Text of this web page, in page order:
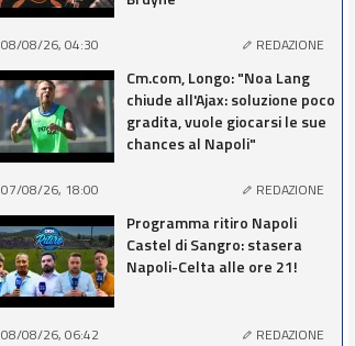
08/08/26, 04:30 REDAZIONE
Cm.com, Longo: "Noa Lang
chiude all'Ajax: soluzione poco
gradita, vuole giocarsi le sue
chances al Napoli"
07/08/26, 18:00 REDAZIONE
Programma ritiro Napoli
Castel di Sangro: stasera
Napoli-Celta alle ore 21!
08/08/26, 06:42 REDAZIONE